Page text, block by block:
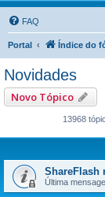
FAQ
Portal Índice do
Novidades
Novo Tópico
13968
ShareFlash
Última